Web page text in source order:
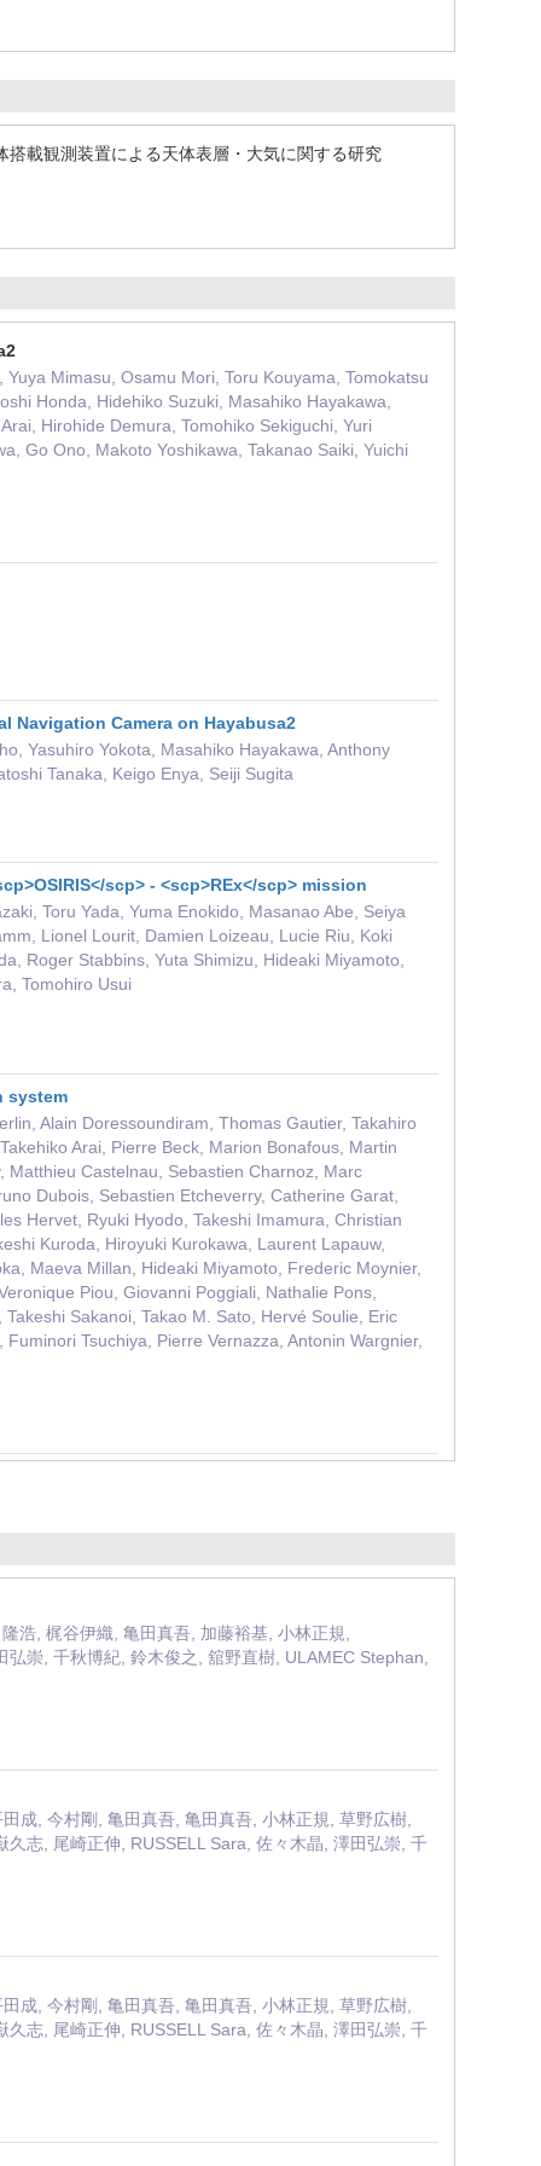
載観測装置による天体表層・大気に関する研究
Mimasu, Osamu Mori, Toru Kouyama, Tomokatsu
Honda, Hidehiko Suzuki, Masahiko Hayakawa,
Hirohide Demura, Tomohiko Sekiguchi, Yuri
Go Ono, Makoto Yoshikawa, Takanao Saiki, Yuichi
Navigation Camera on Hayabusa2
Yasuhiro Yokota, Masahiko Hayakawa, Anthony
Tanaka, Keigo Enya, Seiji Sugita
scp> ‐ <scp>REx</scp> mission
Toru Yada, Yuma Enokido, Masanao Abe, Seiya
Lionel Lourit, Damien Loizeau, Lucie Riu, Koki
Roger Stabbins, Yuta Shimizu, Hideaki Miyamoto,
Tomohiro Usui
system
Alain Doressoundiram, Thomas Gautier, Takahiro
Arai, Pierre Beck, Marion Bonafous, Martin
Matthieu Castelnau, Sebastien Charnoz, Marc
Dubois, Sebastien Etcheverry, Catherine Garat,
Hervet, Ryuki Hyodo, Takeshi Imamura, Christian
Kuroda, Hiroyuki Kurokawa, Laurent Lapauw,
Maeva Millan, Hideaki Miyamoto, Frederic Moynier,
Piou, Giovanni Poggiali, Nathalie Pons,
Sakanoi, Takao M. Sato, Hervé Soulie, Eric
Tsuchiya, Pierre Vernazza, Antonin Wargnier,
浩, 梶谷伊織, 亀田真吾, 加藤裕基, 小林正規,
崇, 千秋博紀, 鈴木俊之, 舘野直樹, ULAMEC Stephan,
成, 今村剛, 亀田真吾, 亀田真吾, 小林正規, 草野広樹,
志, 尾崎正伸, RUSSELL Sara, 佐々木晶, 澤田弘崇, 千
成, 今村剛, 亀田真吾, 亀田真吾, 小林正規, 草野広樹,
志, 尾崎正伸, RUSSELL Sara, 佐々木晶, 澤田弘崇, 千